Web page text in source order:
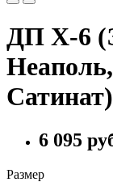
ДП Х-6
6 095
Размер